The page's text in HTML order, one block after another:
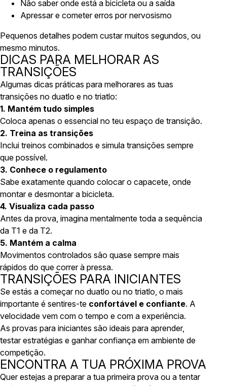
Não saber onde está a bicicleta ou a saída
Apressar e cometer erros por nervosismo
Pequenos detalhes podem custar muitos segundos, ou
mesmo minutos.
DICAS PARA MELHORAR AS
TRANSIÇÕES
Algumas dicas práticas para melhorares as tuas
transições no duatlo e no triatlo:
1. Mantém tudo simples
Coloca apenas o essencial no teu espaço de transição.
2. Treina as transições
Inclui treinos combinados e simula transições sempre
que possível.
3. Conhece o regulamento
Sabe exatamente quando colocar o capacete, onde
montar e desmontar a bicicleta.
4. Visualiza cada passo
Antes da prova, imagina mentalmente toda a sequência
da T1 e da T2.
5. Mantém a calma
Movimentos controlados são quase sempre mais
rápidos do que correr à pressa.
TRANSIÇÕES PARA INICIANTES
Se estás a começar no duatlo ou no triatlo, o mais
importante é sentires-te confortável e confiante. A
velocidade vem com o tempo e com a experiência.
As provas para iniciantes são ideais para aprender,
testar estratégias e ganhar confiança em ambiente de
competição.
ENCONTRA A TUA PRÓXIMA PROVA
Quer estejas a preparar a tua primeira prova ou a tentar